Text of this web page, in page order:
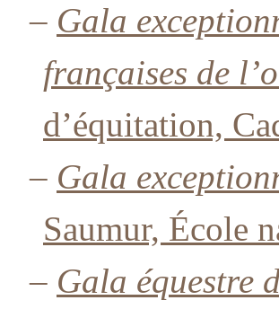
– Gala
françaises de
d’équitation,
– Gala
Saumur, École
– Gala équestre